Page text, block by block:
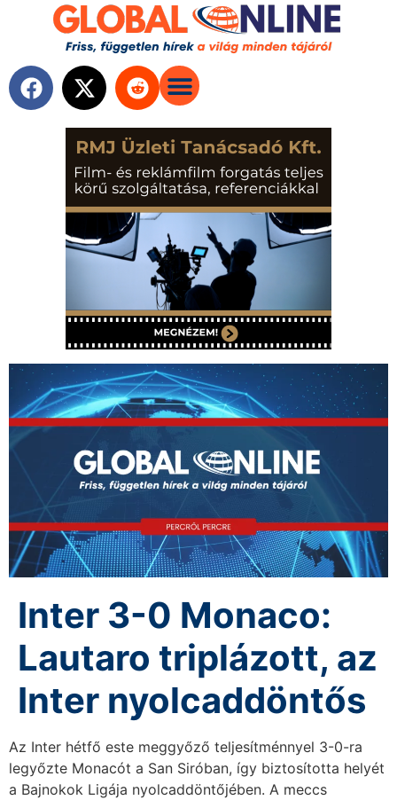
Inter 3-0 Monaco:
Lautaro triplázott, az
Inter nyolcaddöntős
Az Inter hétfő este meggyőző teljesítménnyel 3-0-ra
legyőzte Monacót a San Siróban, így biztosította helyét
a Bajnokok Ligája nyolcaddöntőjében. A meccs